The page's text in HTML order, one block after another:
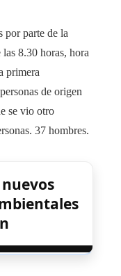
por parte de la
8.30 horas, hora
primera
de origen
se vio otro
37 hombres.